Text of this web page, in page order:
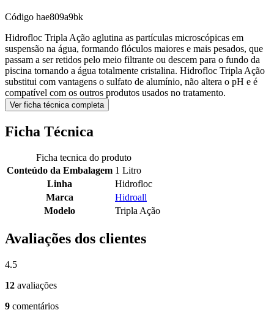
Código hae809a9bk
Hidrofloc Tripla Ação aglutina as partículas microscópicas em
suspensão na água, formando flóculos maiores e mais pesados, que
passam a ser retidos pelo meio filtrante ou descem para o fundo da
piscina tornando a água totalmente cristalina. Hidrofloc Tripla Ação
substitui com vantagens o sulfato de alumínio, não altera o pH e é
compatível com os outros produtos usados no tratamento.
Ver ficha técnica completa
Ficha Técnica
Ficha tecnica do produto
Conteúdo da Embalagem 1 Litro
Linha
Hidrofloc
Marca
Hidroall
Modelo
Tripla Ação
Avaliações dos clientes
4.5
12 avaliações
9 comentários